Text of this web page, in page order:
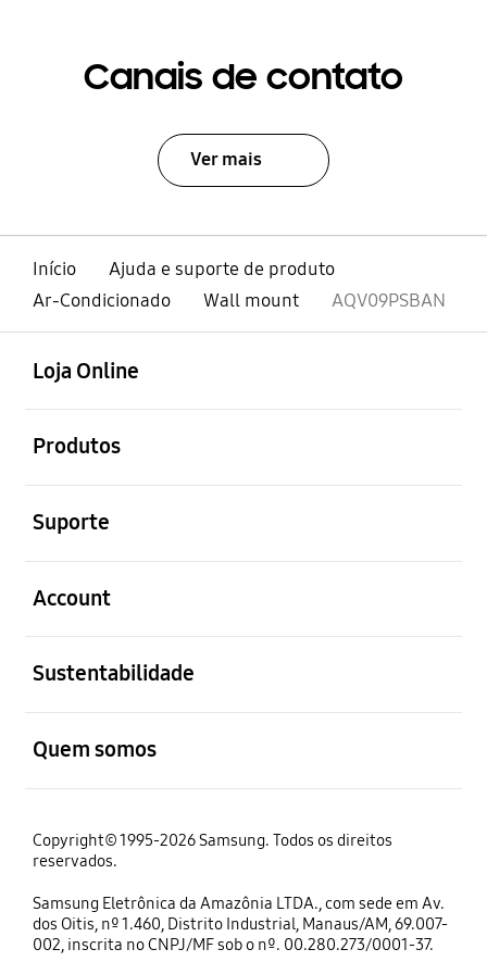
Canais de contato
Ver mais
Início
Ajuda e suporte de produto
Ar-Condicionado
Wall mount AQV09PSBAN
Loja Online
Produtos
Suporte
Account
Sustentabilidade
Quem somos
Copyright© 1995-2026 Samsung. Todos os direitos
reservados.
Samsung Eletrônica da Amazônia LTDA., com sede em Av.
dos Oitis, nº 1.460, Distrito Industrial, Manaus/AM, 69.007-
002, inscrita no CNPJ/MF sob o nº. 00.280.273/0001-37.